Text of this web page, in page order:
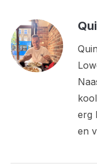
erg
en